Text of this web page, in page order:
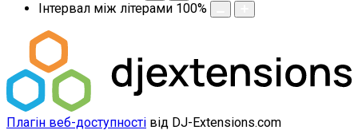
Інтервал між літерами 100%
Плагін веб-доступності від DJ-Extensions.com